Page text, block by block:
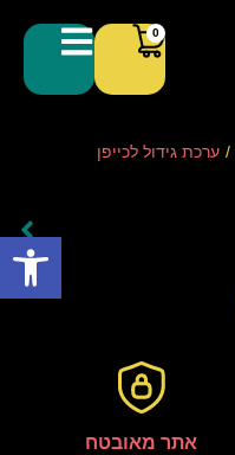
פתח
0
/ ערכת גידול לכייפן
אתר מאובטח